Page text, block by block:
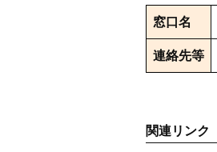
窓口名
連絡先等
関連リンク